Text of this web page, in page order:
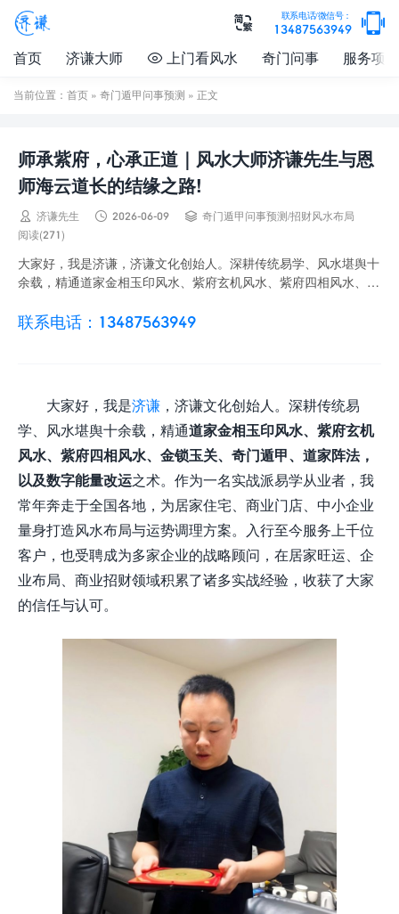
联系电话/微信号：
13487563949 

首页 济谦大师  上门看风水 奇门问事 服务项目
当前位置： 首页 » 奇门遁甲问事预测 » 正文
师承紫府，心承正道｜风水大师济谦先生与恩
师海云道长的结缘之路!
 济谦先生  2026-06-09  奇门遁甲问事预测/招财风水布局
阅读(271)
大家好，我是济谦，济谦文化创始人。深耕传统易学、风水堪舆十
余载，精通道家金相玉印风水、紫府玄机风水、紫府四相风水、金
联系电话：13487563949
大家好，我是济谦 ，济谦文化创始人。深耕传统易
学、风水堪舆十余载，精通道家金相玉印风水、紫府玄机
风水、紫府四相风水、金锁玉关、奇门遁甲、道家阵法，
以及数字能量改运之术。作为一名实战派易学从业者，我
常年奔走于全国各地，为居家住宅、商业门店、中小企业
量身打造风水布局与运势调理方案。入行至今服务上千位
客户，也受聘成为多家企业的战略顾问，在居家旺运、企
业布局、商业招财领域积累了诸多实战经验，收获了大家
的信任与认可。